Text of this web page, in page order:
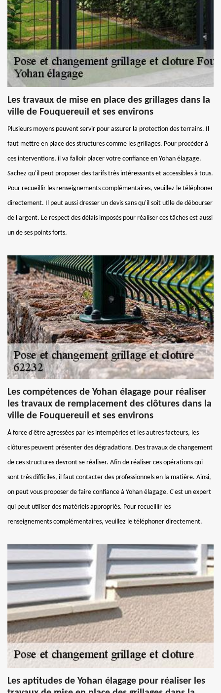
Les travaux de mise en place des grillages dans la
ville de Fouquereuil et ses environs
Plusieurs moyens peuvent servir pour assurer la protection des terrains. Il
faut mettre en place des structures comme les grillages. Pour procéder à
ces interventions, il va falloir placer votre confiance en Yohan élagage.
Sachez qu'il peut proposer des tarifs très intéressants et accessibles à tous.
Pour recueillir les renseignements complémentaires, veuillez le téléphoner
directement. Il peut aussi dresser un devis sans qu'il soit utile de débourser
de l'argent. Le respect des délais imposés pour réaliser ces tâches est aussi
un de ses points forts.
Les compétences de Yohan élagage pour réaliser
les travaux de remplacement des clôtures dans la
ville de Fouquereuil et ses environs
À force d'être agressées par les intempéries et les autres facteurs, les
clôtures peuvent présenter des dégradations. Des travaux de changement
de ces structures devront se réaliser. Afin de réaliser ces opérations qui
sont très difficiles, il faut contacter des professionnels en la matière. Ainsi,
on peut vous proposer de faire confiance à Yohan élagage. C'est un expert
qui peut utiliser des matériels appropriés. Pour recueillir les
renseignements complémentaires, veuillez le téléphoner directement.
Les aptitudes de Yohan élagage pour réaliser les